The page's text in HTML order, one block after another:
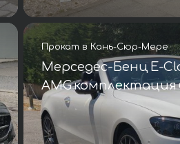
Прокат в Кань-Сюр-Мере
Мерседес-Бенц E-
AMG комплектация